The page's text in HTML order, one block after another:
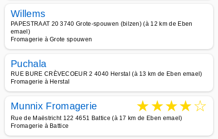
Willems
PAPESTRAAT 20 3740 Grote-spouwen (bilzen) (à 12 km de Eben
emael)
Fromagerie à Grote spouwen
Puchala
RUE BURE CRÈVECOEUR 2 4040 Herstal (à 13 km de Eben emael)
Fromagerie à Herstal
Munnix Fromagerie ★★★★☆
Rue de Maëstricht 122 4651 Battice (à 17 km de Eben emael)
Fromagerie à Battice